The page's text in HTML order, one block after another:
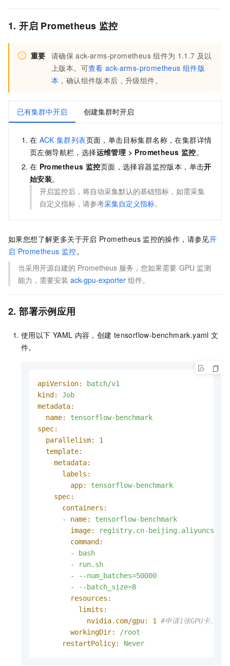
1. 开启 Prometheus 监控
重要 请确保 ack-arms-prometheus 组件为 1.1.7 及以
上版本。可查看 ack-arms-prometheus 组件版
本 ，确认组件版本后，升级组件。
已有集群中开启 创建集群时开启
在 ACK 集群列表页面，单击目标集群名称，在集群详情
页左侧导航栏，选择运维管理 > Prometheus 监控。
在 Prometheus 监控页面，选择容器监控版本，单击开
始安装。
开启监控后，将自动采集默认的基础指标，如需采集
自定义指标，请参考采集自定义指标。
如果您想了解更多关于开启 Prometheus 监控的操作，请参见开
启 Prometheus 监控。
当采用开源自建的 Prometheus 服务，您如果需要 GPU 监测
能力，需要安装 ack-gpu-exporter 组件。
2. 部署示例应用
使用以下 YAML 内容，创建 tensorflow-benchmark.yaml 文
件。
apiVersion:
batch/v1
kind:
Job
metadata:
name:
tensorflow-benchmark
spec:
parallelism:
1
template:
metadata:
labels:
app:
tensorflow-benchmark
spec:
containers:
-
name:
tensorflow-benchmark
image:
registry.cn-
command:
-
bash
-
run.sh
-
--num_batches=50000
-
--batch_size=8
resources:
limits:
nvidia.com/gpu:
1
#申请1张GPU卡。
workingDir:
/root
restartPolicy:
Never